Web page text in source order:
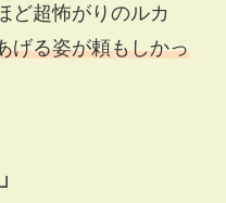
ど超怖がりのルカ
げる姿が頼もしかっ